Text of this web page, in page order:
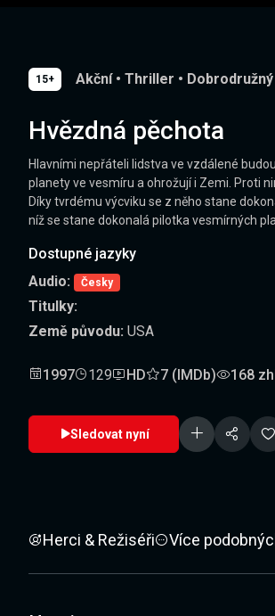
15+ Akční • Thriller • Dobrodružný
Hvězdná pěchota
Hlavními nepřáteli lidstva ve vzdálené
planety ve vesmíru a ohrožují i Zemi. Proti
Díky tvrdému výcviku se z něho stane
níž se stane dokonalá pilotka vesmírných
Dostupné jazyky
Audio:
Česky
Titulky:
Země původu: USA
1997 129 HD 7 (IMDb) 168
Sledovat nyní
Herci & Režiséři Více